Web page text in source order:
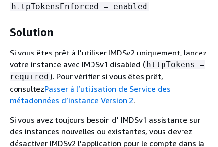
httpTokensEnforced = enabled
Solution
Si vous êtes prêt à l'utiliser IMDSv2 uniquement, lancez
votre instance avec IMDSv1 disabled ( httpTokens =
required ). Pour vérifier si vous êtes prêt,
consultezPasser à l’utilisation de Service des
métadonnées d’instance Version 2.
Si vous avez toujours besoin d' IMDSv1 assistance sur
des instances nouvelles ou existantes, vous devrez
désactiver IMDSv2 l'application pour le compte dans la